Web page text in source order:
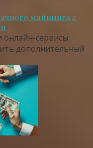
майнинга с
онлайн-сервисы
дополнительный